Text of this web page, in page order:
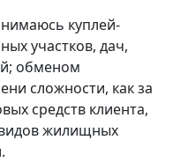
куплей-
участков, дач,
обменом
сложности, как за
средств клиента,
жилищных